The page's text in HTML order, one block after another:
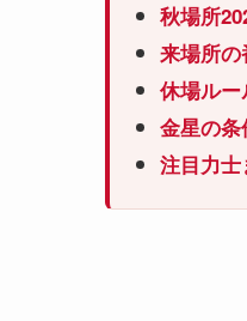
秋場所
来場所
休場ル
金星の
注目力